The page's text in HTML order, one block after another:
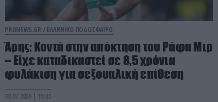
PRONEWS.GR / ΕΛΛΗΝΙΚΟ ΠΟΔΟΣΦΑΙΡΟ
Άρης: Κοντά στην απόκτηση του Ράφα Μιρ
– Είχε καταδικαστεί σε 8,5 χρόνια
φυλάκιση για σεξουαλική επίθεση
30.07.2026 | 16:35